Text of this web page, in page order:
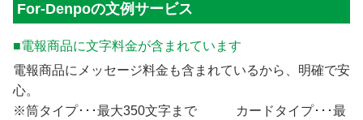
For-Denpoの文例サービス
■電報商品に文字料金が含まれています
電報商品にメッセージ料金も含まれているから、明確で安
心。
※筒タイプ･･･最大350文字まで カードタイプ･･･最